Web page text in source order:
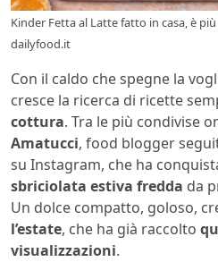
Kinder Fetta al Latte fatto in casa, è
dailyfood.it
Con il caldo che spegne la
cresce la ricerca di ricette
cottura. Tra le più condivise
Amatucci, food blogger
su Instagram, che ha
sbriciolata estiva fredda da
Un dolce compatto, goloso,
l’estate, che ha già raccolto
visualizzazioni.